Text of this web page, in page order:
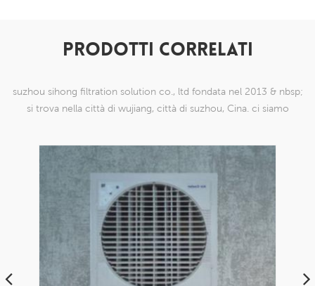
PRODOTTI CORRELATI
suzhou sihong filtration solution co., ltd fondata nel 2013 & nbsp;
si trova nella città di wujiang, città di suzhou, Cina. ci siamo